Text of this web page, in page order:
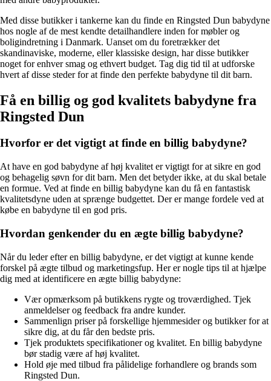
Med disse butikker i tankerne kan du finde en Ringsted Dun babydyne
hos nogle af de mest kendte detailhandlere inden for møbler og
boligindretning i Danmark. Uanset om du foretrækker det
skandinaviske, moderne, eller klassiske design, har disse butikker
noget for enhver smag og ethvert budget. Tag dig tid til at udforske
hvert af disse steder for at finde den perfekte babydyne til dit barn.
Få en billig og god kvalitets babydyne fra
Ringsted Dun
Hvorfor er det vigtigt at finde en billig babydyne?
At have en god babydyne af høj kvalitet er vigtigt for at sikre en god
og behagelig søvn for dit barn. Men det betyder ikke, at du skal betale
en formue. Ved at finde en billig babydyne kan du få en fantastisk
kvalitetsdyne uden at sprænge budgettet. Der er mange fordele ved at
købe en babydyne til en god pris.
Hvordan genkender du en ægte billig babydyne?
Når du leder efter en billig babydyne, er det vigtigt at kunne kende
forskel på ægte tilbud og marketingsfup. Her er nogle tips til at hjælpe
dig med at identificere en ægte billig babydyne:
Vær opmærksom på butikkens rygte og troværdighed. Tjek
anmeldelser og feedback fra andre kunder.
Sammenlign priser på forskellige hjemmesider og butikker for at
sikre dig, at du får den bedste pris.
Tjek produktets specifikationer og kvalitet. En billig babydyne
bør stadig være af høj kvalitet.
Hold øje med tilbud fra pålidelige forhandlere og brands som
Ringsted Dun.